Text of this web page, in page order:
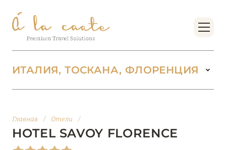
ИТАЛИЯ, ТОСКАНА, ФЛОРЕНЦИЯ
ВАЛЛЕ-Д’АОСТА
Главная / Отели /
HOTEL SAVOY FLORENCE